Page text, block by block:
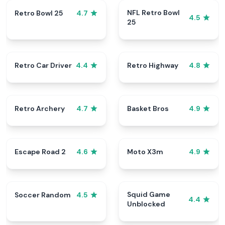
Retro Bowl 25 4.7
NFL Retro Bowl
25
4.5
Retro Car Driver 4.4 Retro Highway 4.8
Retro Archery 4.7 Basket Bros 4.9
Escape Road 2 4.6 Moto X3m 4.9
Soccer Random 4.5
Squid Game
Unblocked
4.4